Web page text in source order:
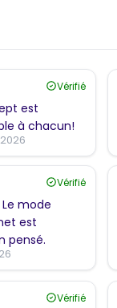
Vérifié
est
à chacun!
Vérifié
mode
est
pensé.
Vérifié